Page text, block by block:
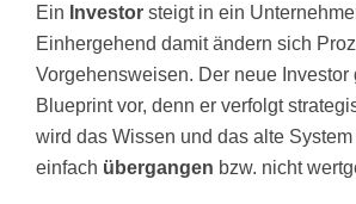
Ein Investor steigt in ein
Einhergehend damit ändern sich
Vorgehensweisen. Der neue Investor
Blueprint vor, denn er verfolgt
wird das Wissen und das alte
einfach übergangen bzw. nicht